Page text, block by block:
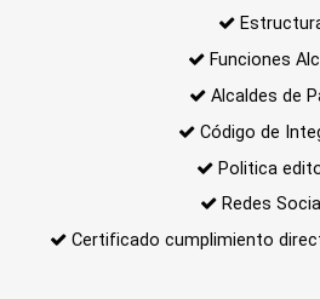
Funciones
Alcaldes de
Código de
Politica
Redes
Certificado cumplimiento